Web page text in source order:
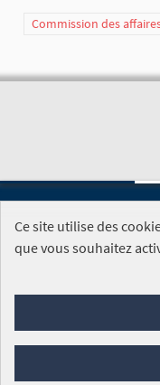
Commission des
SITE DE
Conditions générales
Ce site utilise des
que vous souhaitez